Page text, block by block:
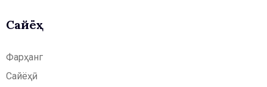
Сайёҳӣ
Фарҳанг
Сайёҳӣ